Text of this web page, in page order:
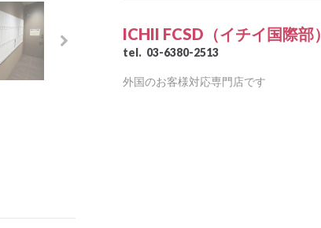
ICHII FCSD（イチイ国際部）
tel. 03-6380-2513
外国のお客様対応専門店です